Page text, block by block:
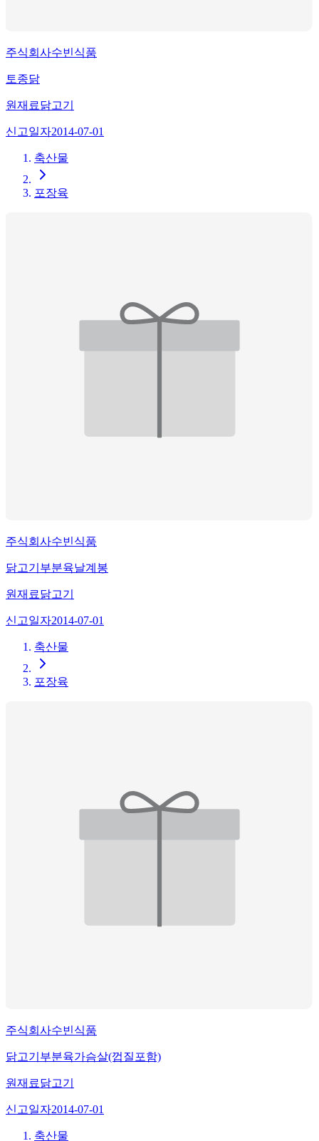
주식회사수빈식품
토종닭
원재료닭고기
신고일자2014-07-01
축산물
포장육
주식회사수빈식품
닭고기부분육날계봉
원재료닭고기
신고일자2014-07-01
축산물
포장육
주식회사수빈식품
닭고기부분육가슴살(껍질포함)
원재료닭고기
신고일자2014-07-01
축산물